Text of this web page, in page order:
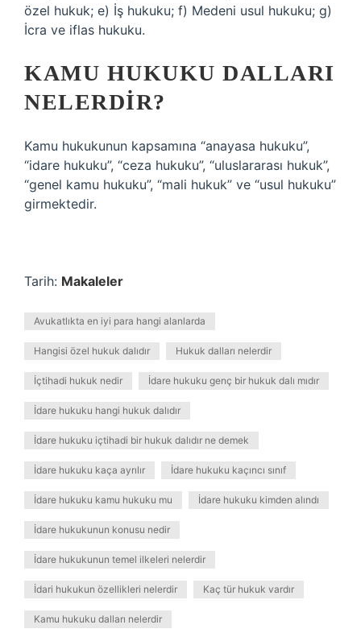
özel hukuk; e) İş hukuku; f) Medeni usul hukuku; g)
İcra ve iflas hukuku.
KAMU HUKUKU DALLARI
NELERDIR?
Kamu hukukunun kapsamına “anayasa hukuku”,
“idare hukuku”, “ceza hukuku”, “uluslararası hukuk”,
“genel kamu hukuku”, “mali hukuk” ve “usul hukuku”
girmektedir.
Tarih: Makaleler
Avukatlıkta en iyi para hangi alanlarda
Hangisi özel hukuk dalıdır Hukuk dalları nelerdir
İçtihadi hukuk nedir İdare hukuku genç bir hukuk dalı mıdır
İdare hukuku hangi hukuk dalıdır
İdare hukuku içtihadi bir hukuk dalıdır ne demek
İdare hukuku kaça ayrılır İdare hukuku kaçıncı sınıf
İdare hukuku kamu hukuku mu İdare hukuku kimden alındı
İdare hukukunun konusu nedir
İdare hukukunun temel ilkeleri nelerdir
İdari hukukun özellikleri nelerdir Kaç tür hukuk vardır
Kamu hukuku dalları nelerdir